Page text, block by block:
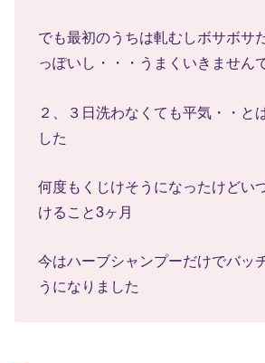
でも最初のうちは軋むしボサボサ
っぽいし・・・うまくいきません
２、３日洗わなくても平気・・と
した
何度もくじけそうになったけどい
けること3ヶ月
今はハーブシャンプーだけでバッ
うになりました